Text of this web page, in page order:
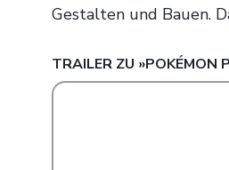
Gestalten und Bauen.
TRAILER ZU »POKÉMON